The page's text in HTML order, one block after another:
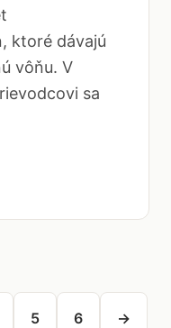
ktoré dávajú
vôňu. V
sa
5 6 →